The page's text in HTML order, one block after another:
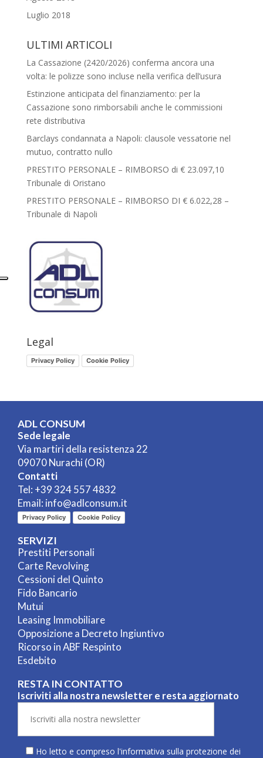
Luglio 2018
ULTIMI ARTICOLI
La Cassazione (2420/2026) conferma ancora una
volta: le polizze sono incluse nella verifica dell’usura
Estinzione anticipata del finanziamento: per la
Cassazione sono rimborsabili anche le commissioni
rete distributiva
Barclays condannata a Napoli: clausole vessatorie nel
mutuo, contratto nullo
PRESTITO PERSONALE – RIMBORSO di € 23.097,10
Tribunale di Oristano
PRESTITO PERSONALE – RIMBORSO DI € 6.022,28 –
Tribunale di Napoli
Legal
Privacy Policy Cookie Policy
ADL CONSUM
Sede legale
Via martiri della resistenza 22
09070 Nurachi (OR)
Contatti
Tel: +39 324 557 4832
Email: info@adlconsum.it
Privacy Policy Cookie Policy
SERVIZI
Prestiti Personali
Carte Revolving
Cessioni del Quinto
Fido Bancario
Mutui
Leasing Immobiliare
Opposizione a Decreto Ingiuntivo
Ricorso in ABF Respinto
Esdebito
RESTA IN CONTATTO
Iscriviti alla nostra newsletter e resta aggiornato
Ho letto e compreso l'informativa sulla protezione dei